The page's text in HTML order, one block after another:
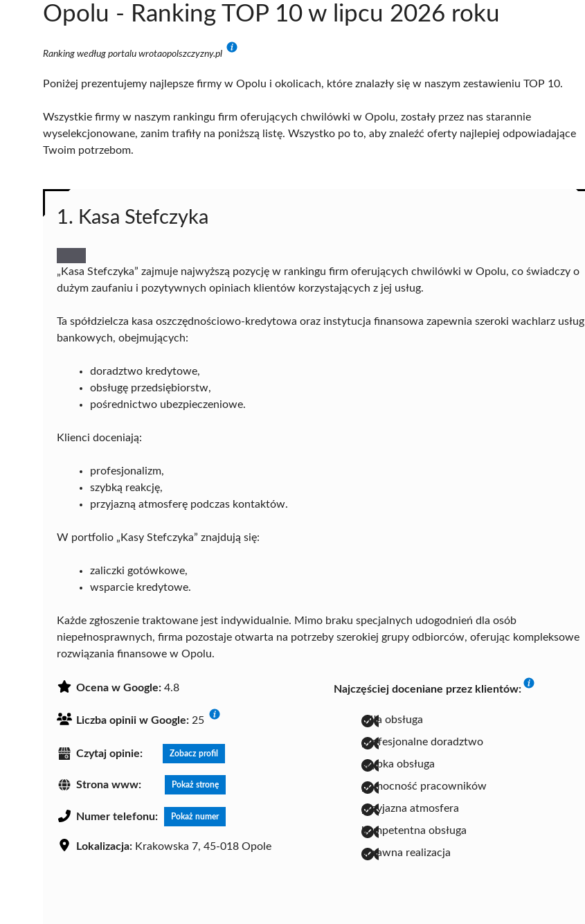
Opolu - Ranking TOP 10 w lipcu 2026 roku
Ranking według portalu wrotaopolszczyzny.pl
Poniżej prezentujemy najlepsze firmy w Opolu i okolicach, które znalazły się w naszym zestawieniu TOP 10.
Wszystkie firmy w naszym rankingu firm oferujących chwilówki w Opolu, zostały przez nas starannie
wyselekcjonowane, zanim trafiły na poniższą listę. Wszystko po to, aby znaleźć oferty najlepiej odpowiadające
Twoim potrzebom.
1. Kasa Stefczyka
„Kasa Stefczyka” zajmuje najwyższą pozycję w rankingu firm oferujących chwilówki w Opolu, co świadczy o
dużym zaufaniu i pozytywnych opiniach klientów korzystających z jej usług.
Ta spółdzielcza kasa oszczędnościowo-kredytowa oraz instytucja finansowa zapewnia szeroki wachlarz usług
bankowych, obejmujących:
doradztwo kredytowe,
obsługę przedsiębiorstw,
pośrednictwo ubezpieczeniowe.
Klienci doceniają:
profesjonalizm,
szybką reakcję,
przyjazną atmosferę podczas kontaktów.
W portfolio „Kasy Stefczyka” znajdują się:
zaliczki gotówkowe,
wsparcie kredytowe.
Każde zgłoszenie traktowane jest indywidualnie. Mimo braku specjalnych udogodnień dla osób
niepełnosprawnych, firma pozostaje otwarta na potrzeby szerokiej grupy odbiorców, oferując kompleksowe
rozwiązania finansowe w Opolu.
Ocena w Google: 4.8
Liczba opinii w Google: 25
Czytaj opinie: Zobacz profil
Strona www: Pokaż stronę
Numer telefonu: Pokaż numer
Lokalizacja: Krakowska 7, 45-018 Opole
Najczęściej doceniane przez klientów:
miła obsługa
profesjonalne doradztwo
szybka obsługa
pomocność pracowników
przyjazna atmosfera
kompetentna obsługa
sprawna realizacja